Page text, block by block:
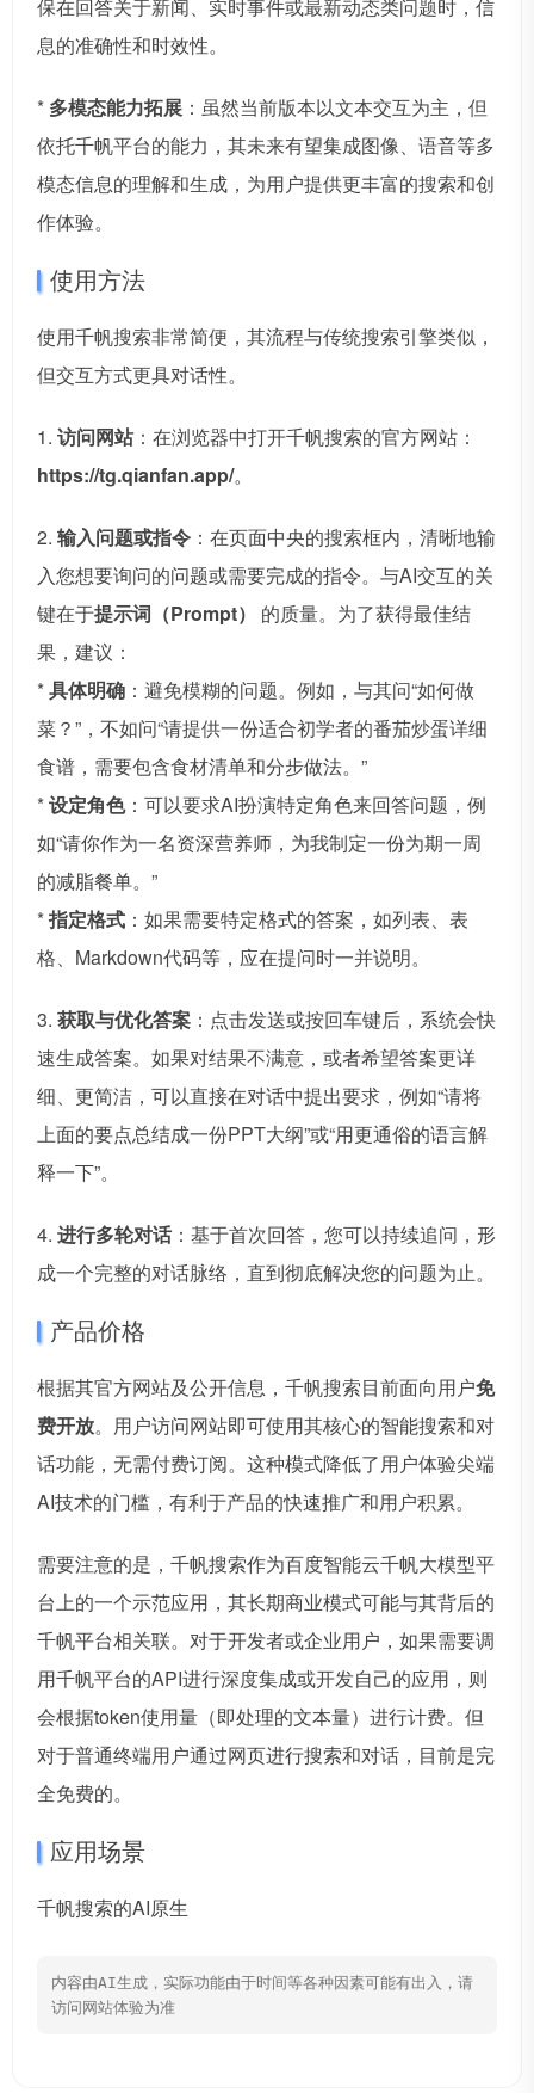
保在回答关于新闻、实时事件或最新动态类问题时，信
息的准确性和时效性。
* 多模态能力拓展 ：虽然当前版本以文本交互为主，但
依托千帆平台的能力，其未来有望集成图像、语音等多
模态信息的理解和生成，为用户提供更丰富的搜索和创
作体验。
使用方法
使用千帆搜索非常简便，其流程与传统搜索引擎类似，
但交互方式更具对话性。
1. 访问网站：在浏览器中打开千帆搜索的官方网站：
https://tg.qianfan.app/。
2. 输入问题或指令 ：在页面中央的搜索框内，清晰地输
入您想要询问的问题或需要完成的指令。与AI交互的关
键在于提示词（Prompt）
的质量。为了获得最佳结
果，建议：
*具体明确 ：避免模糊的问题。例如，与其问“如何做
菜？”，不如问“请提供一份适合初学者的番茄炒蛋详细
食谱，需要包含食材清单和分步做法。”
*设定角色：可以要求AI扮演特定角色来回答问题，例
如“请你作为一名资深营养师，为我制定一份为期一周
的减脂餐单。”
*指定格式 ：如果需要特定格式的答案，如列表、表
格、Markdown代码等，应在提问时一并说明。
3. 获取与优化答案 ：点击发送或按回车键后，系统会快
速生成答案。如果对结果不满意，或者希望答案更详
细、更简洁，可以直接在对话中提出要求，例如“请将
上面的要点总结成一份PPT大纲”或“用更通俗的语言解
释一下”。
4. 进行多轮对话：基于首次回答，您可以持续追问，形
成一个完整的对话脉络，直到彻底解决您的问题为止。
产品价格
根据其官方网站及公开信息，千帆搜索目前面向用户免
费开放。用户访问网站即可使用其核心的智能搜索和对
话功能，无需付费订阅。这种模式降低了用户体验尖端
AI技术的门槛，有利于产品的快速推广和用户积累。
需要注意的是，千帆搜索作为百度智能云千帆大模型平
台上的一个示范应用，其长期商业模式可能与其背后的
千帆平台相关联。对于开发者或企业用户，如果需要调
用千帆平台的API进行深度集成或开发自己的应用，则
会根据token使用量（即处理的文本量）进行计费。但
对于普通终端用户通过网页进行搜索和对话，目前是完
全免费的。
应用场景
千帆搜索的AI原生
内容由AI生成，实际功能由于时间等各种因素可能有出入，请
访问网站体验为准